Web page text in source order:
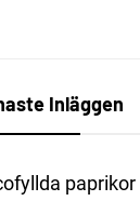
Inläggen
paprikor